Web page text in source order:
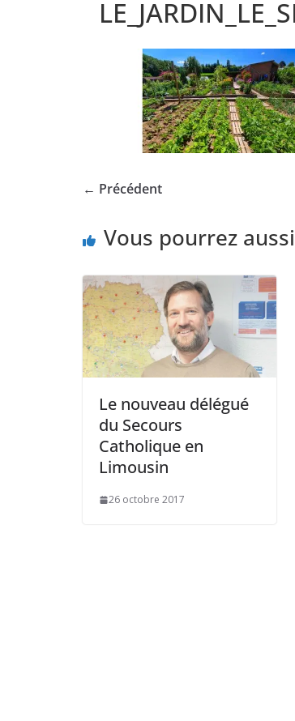
← Précédent
Vous pourrez
Le nouveau délégué
du Secours
Catholique en
Limousin
26 octobre 2017